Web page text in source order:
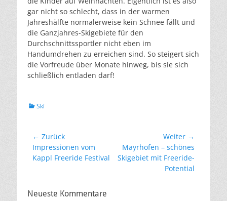
gar nicht so schlecht, dass in der warmen
Jahreshälfte normalerweise kein Schnee fällt und
die Ganzjahres-Skigebiete für den
Durchschnittssportler nicht eben im
Handumdrehen zu erreichen sind. So steigert sich
die Vorfreude über Monate hinweg, bis sie sich
schließlich entladen darf!
Kategorien
Ski
Beitragsnavigation
← Zurück
Vorheriger
Beitrag:
Impressionen vom
Kappl Freeride Festival
Weiter →
Nächster
Beitrag:
Mayrhofen – schönes
Skigebiet mit Freeride-
Potential
Neueste Kommentare